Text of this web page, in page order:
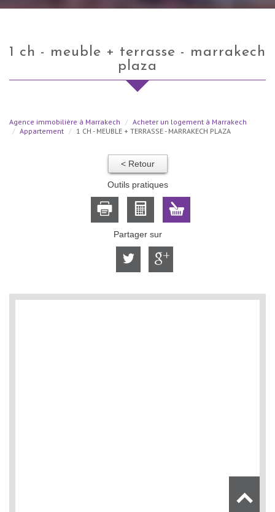
1 ch - meuble + terrasse - marrakech
plaza
Agence immobilière à Marrakech
Acheter un logement à Marrakech
Appartement
1 CH - MEUBLE + TERRASSE - MARRAKECH PLAZA
< Retour
Outils pratiques
Partager sur